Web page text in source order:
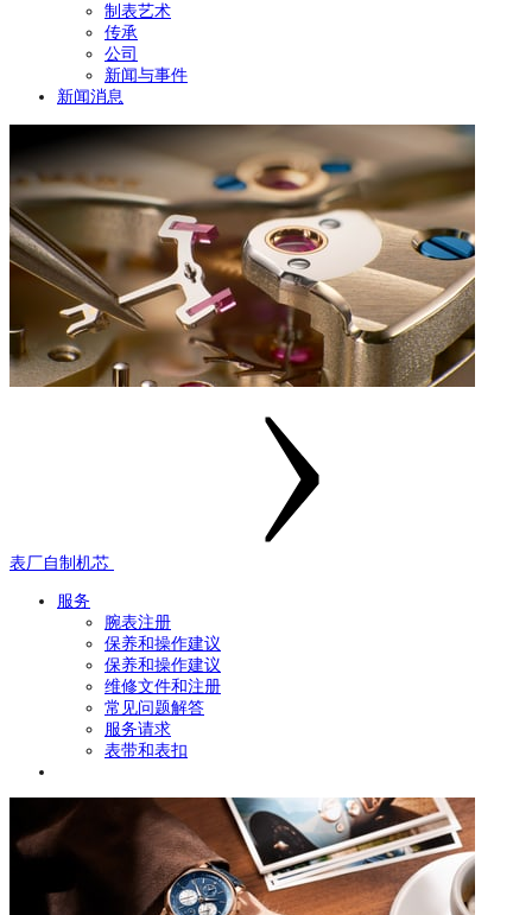
制表艺术
传承
公司
新闻与事件
新闻消息
表厂自制机芯
服务
腕表注册
保养和操作建议
保养和操作建议
维修文件和注册
常见问题解答
服务请求
表带和表扣